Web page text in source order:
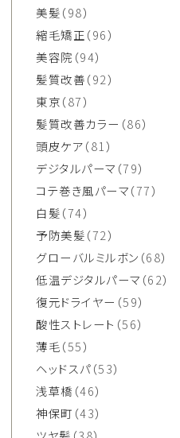
美髪（98）
縮毛矯正（96）
美容院 （94）
髪質改善（92）
東京（87）
髪質改善カラー （86）
頭皮ケア（81）
デジタルパーマ （79）
コテ巻き風パーマ（77）
白髪（74）
予防美髪（72）
グローバルミルボン （68）
低温デジタルパーマ （62）
復元ドライヤー （59）
酸性ストレート （56）
薄毛（55）
ヘッドスパ（53）
浅草橋 （46）
神保町 （43）